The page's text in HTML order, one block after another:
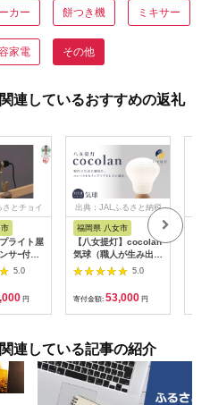
カー 餅つき機 ミキサー
家電 その他
連しているおすすめの返礼
とチョイ
ライト屋
サｰ付タ
当ILW-
5.0
円
出典：JALふるさと納税
福岡県 八女市
【八女提灯】cocolan
気球（職人が生み出し
たインテリア提灯）
cocolan 八女提灯 伝
統工芸品 提灯 灯り 温
もり 職人 手作業 手の
ひらサイズ 日本の四
暮らし インテリア 間
接照明 福岡県 八女市
5.0
寄付金額: 53,000 円
連している記事の紹介